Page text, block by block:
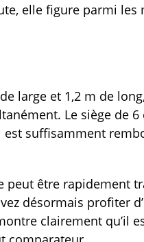
elle figure parmi
large et 1,2 m de
Le siège de 6
suffisamment
peut être rapidement
désormais profiter
clairement qu’il